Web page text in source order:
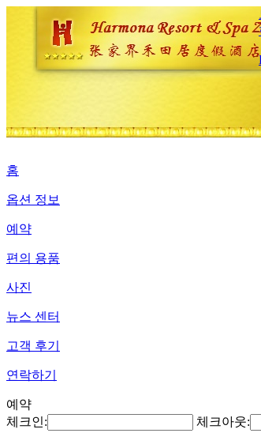
홈
옵션 정보
예약
편의 용품
사진
뉴스 센터
고객 후기
연락하기
예약
체크인:
체크아웃: